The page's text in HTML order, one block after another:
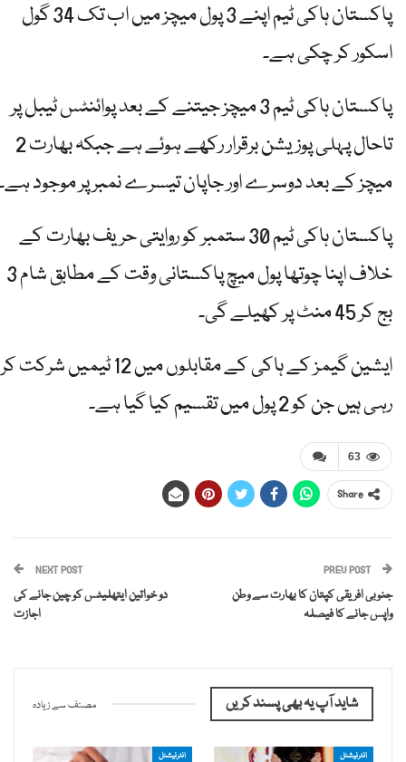
پاکستان ہاکی ٹیم اپنے 3 پول میچز میں اب تک 34 گول
اسکور کر چکی ہے۔
پاکستان ہاکی ٹیم 3 میچز جیتنے کے بعد پوائنٹس ٹیبل پر
تاحال پہلی پوزیشن برقرار رکھے ہوئے ہے جبکہ بھارت 2
میچز کے بعد دوسرے اور جاپان تیسرے نمبر پر موجود
پاکستان ہاکی ٹیم 30 ستمبر کو روایتی حریف بھارت کے
خلاف اپنا چوتھا پول میچ پاکستانی وقت کے مطابق شام 3
بج کر 45 منٹ پر کھیلے گی۔
ایشین گیمز کے ہاکی کے مقابلوں میں 12 ٹیمیں شرکت کر
رہی ہیں جن کو 2 پول میں تقسیم کیا گیا ہے۔
63
Share
PREV POST
جنوبی افریقی کپتان کا بھارت سے وطن
واپس جانے کا فیصلہ
NEXT POST
دو خواتین ایتھلیٹس کو چین جانے کی
اجازت
شاید آپ یہ بھی پسند کریں مصنف سے زیادہ
انٹرنیشنل انٹرنیشنل